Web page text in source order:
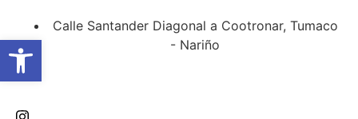
Calle Santander Diagonal a Cootronar, Tumaco
- Nariño
Abrir barra de herramientas